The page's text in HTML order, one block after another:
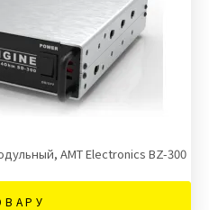
AMT Electronics BZ-300